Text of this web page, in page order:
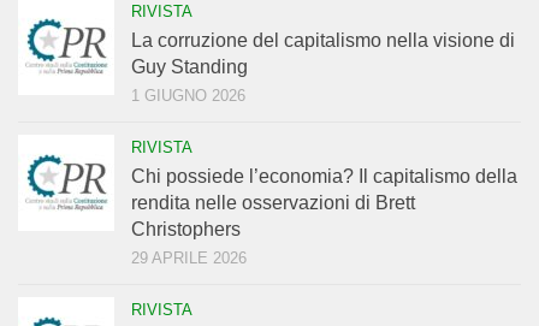
RIVISTA
La corruzione del capitalismo nella visione di
Guy Standing
1 GIUGNO 2026
RIVISTA
Chi possiede l’economia? Il capitalismo della
rendita nelle osservazioni di Brett
Christophers
29 APRILE 2026
RIVISTA